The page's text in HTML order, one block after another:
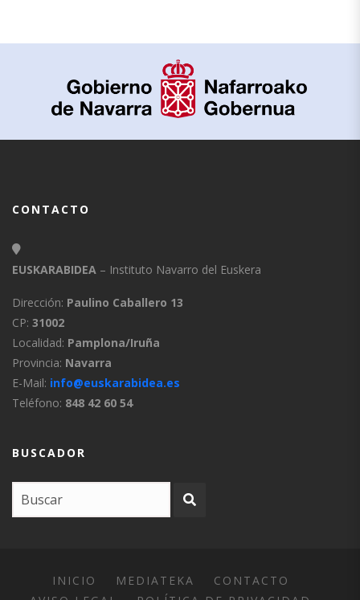
CONTACTO
EUSKARABIDEA – Instituto Navarro del Euskera
Dirección: Paulino Caballero 13
CP: 31002
Localidad: Pamplona/Iruña
Provincia: Navarra
E-Mail: info@euskarabidea.es
Teléfono: 848 42 60 54
BUSCADOR
INICIO MEDIATEKA
CONTACTO